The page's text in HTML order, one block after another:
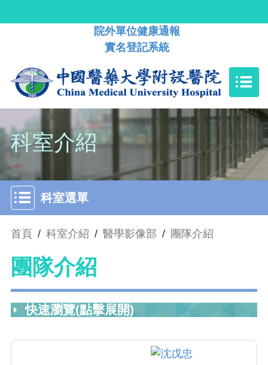
院外單位健康通報
實名登記系統
科室介紹
科室選單
首頁 / 科室介紹 / 醫學影像部 / 團隊介紹
團隊介紹
快速瀏覽(點擊展開)